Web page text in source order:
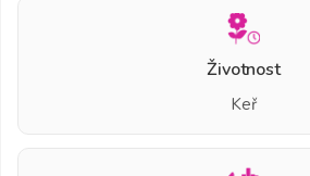
Životnost
Keř